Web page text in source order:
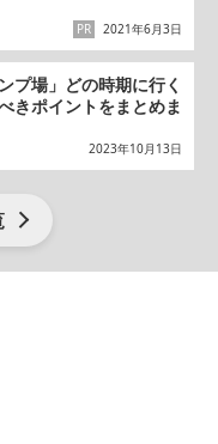
2021年6月3日
PR
プ場」どの時期に行く
きポイントをまとめま
2023年10月13日